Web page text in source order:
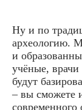
Ну и по
археологию.
и
учёные,
будут
– вы сможете
современного